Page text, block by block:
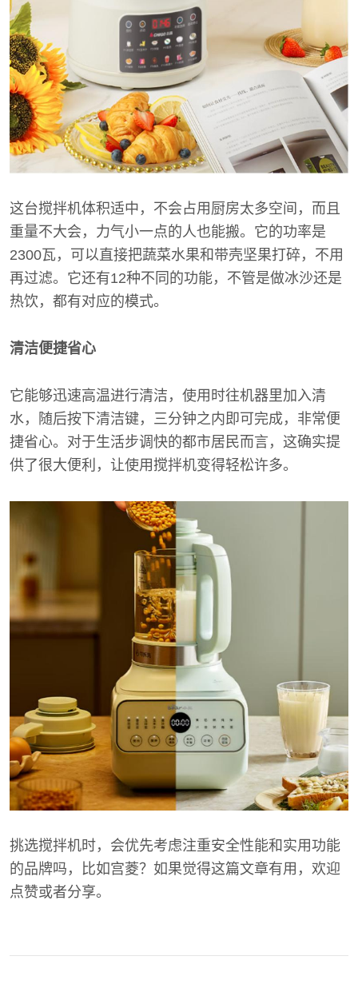
这台搅拌机体积适中，不会占用厨房太多空间，而且
重量不大会，力气小一点的人也能搬。它的功率是
2300瓦，可以直接把蔬菜水果和带壳坚果打碎，不用
再过滤。它还有12种不同的功能，不管是做冰沙还是
热饮，都有对应的模式。
清洁便捷省心
它能够迅速高温进行清洁，使用时往机器里加入清
水，随后按下清洁键，三分钟之内即可完成，非常便
捷省心。对于生活步调快的都市居民而言，这确实提
供了很大便利，让使用搅拌机变得轻松许多。
挑选搅拌机时，会优先考虑注重安全性能和实用功能
的品牌吗，比如宫菱？如果觉得这篇文章有用，欢迎
点赞或者分享。